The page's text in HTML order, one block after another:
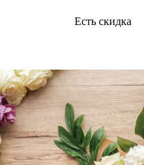
Есть скидка